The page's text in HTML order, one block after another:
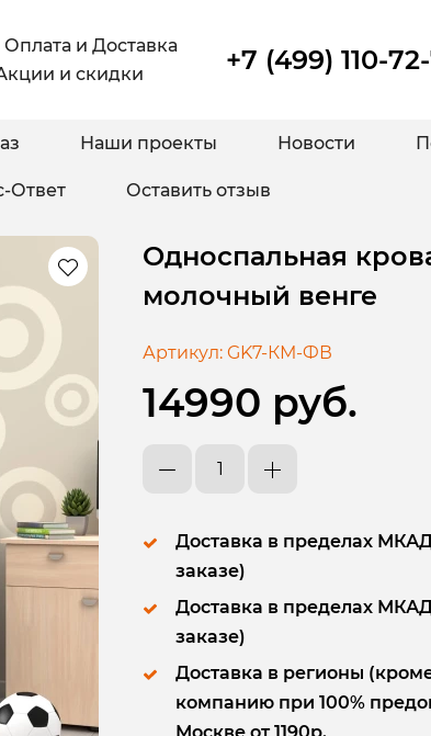
Оплата и Доставка
и скидки +7 (499) 110-
Наши проекты Новости
Ответ Оставить отзыв
Односпальная
молочный венге
Артикул: GK7-КМ-ФВ
14990 руб.
Доставка в пределах
заказе)
Доставка в пределах
заказе)
Доставка в регионы
компанию при 100%